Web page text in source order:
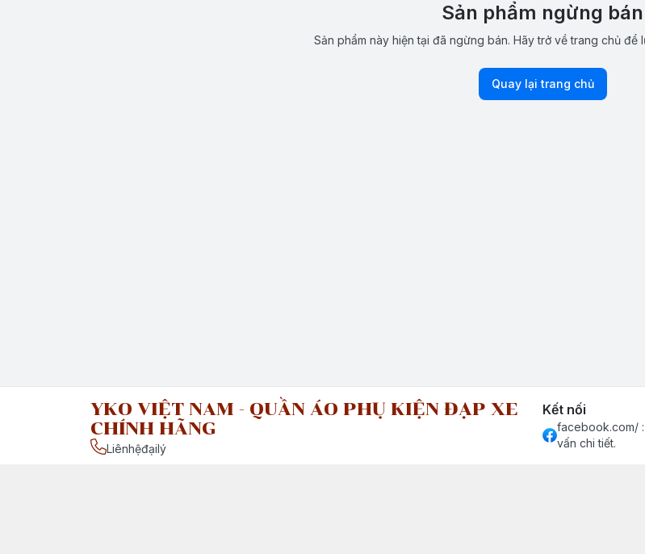
Sản phẩm ngừng bán
Sản phẩm này hiện tại đã ngừng bán. Hãy trở về trang chủ để
Quay lại trang chủ
YKO VIỆT NAM - QUẦN ÁO PHỤ KIỆN ĐẠP XE
CHÍNH HÃNG
Liênhệđạilý
Kết nối
facebook.com/
vấn chi tiết.